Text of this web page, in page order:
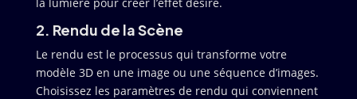
2. Rendu de la Scène
Le rendu est le processus qui transforme votre
modèle 3D en une image ou une séquence d’images.
Choisissez les paramètres de rendu qui conviennent